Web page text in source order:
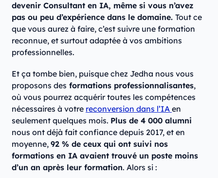
devenir Consultant en IA, même si vous n’avez
pas ou peu d’expérience dans le domaine. Tout ce
que vous aurez à faire, c’est suivre une formation
reconnue, et surtout adaptée à vos ambitions
professionnelles.
Et ça tombe bien, puisque chez Jedha nous vous
proposons des formations professionnalisantes,
où vous pourrez acquérir toutes les compétences
nécessaires à votre reconversion dans l’IA en
seulement quelques mois. Plus de 4 000 alumni
nous ont déjà fait confiance depuis 2017, et en
moyenne, 92 % de ceux qui ont suivi nos
formations en IA avaient trouvé un poste moins
d’un an après leur formation. Alors si :